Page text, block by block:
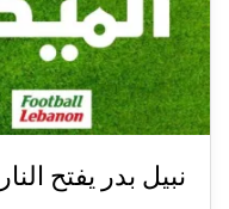
نبيل بدر يفتح